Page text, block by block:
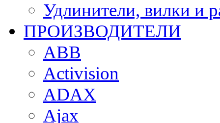
Удлинители, вилки и
ПРОИЗВОДИТЕЛИ
ABB
Activision
ADAX
Ajax